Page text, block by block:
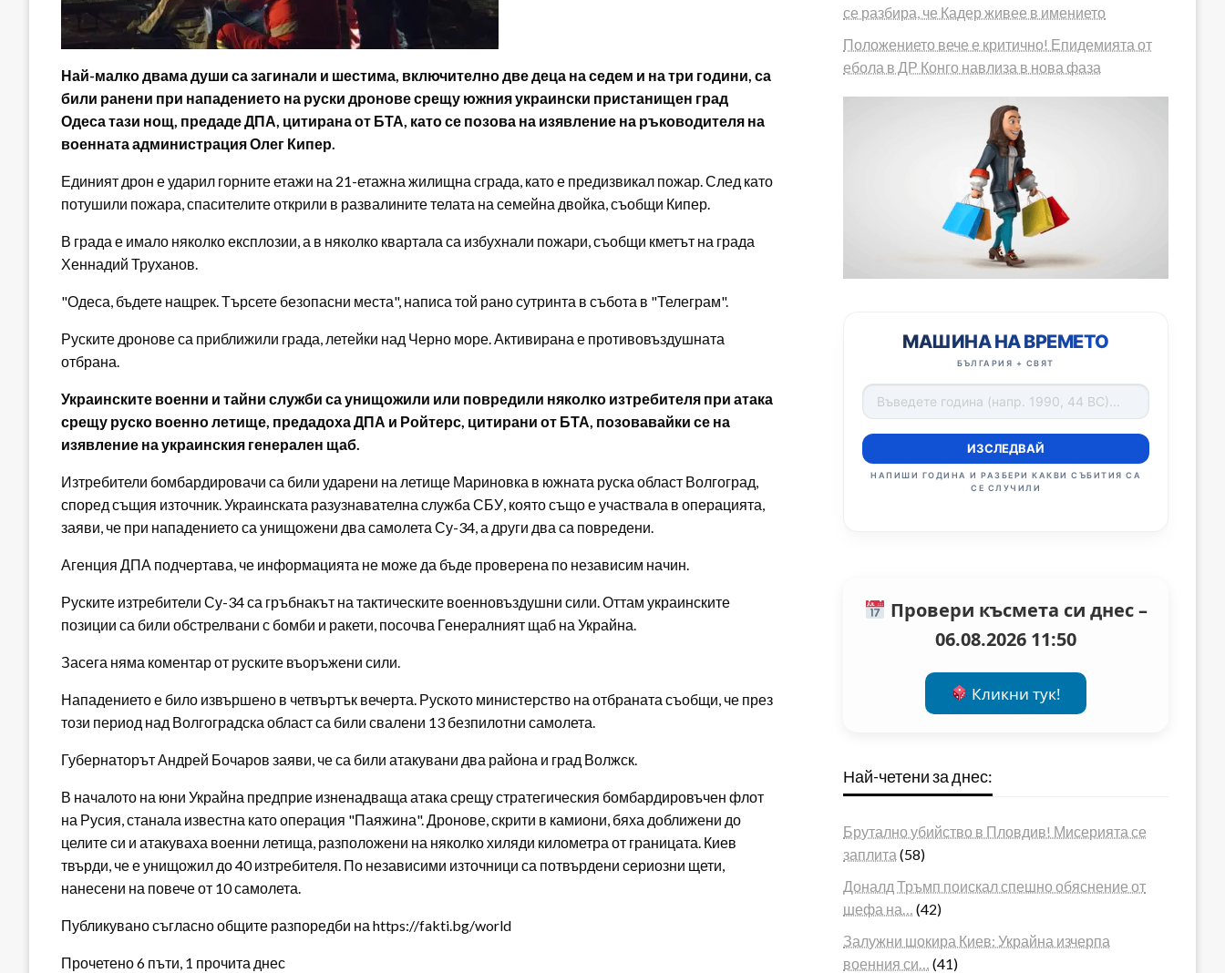
Най-малко двама души са загинали и шестима, включително две деца на седем и на три години, са
били ранени при нападението на руски дронове срещу южния украински пристанищен град
Одеса тази нощ, предаде ДПА, цитирана от БТА, като се позова на изявление на ръководителя на
военната администрация Олег Кипер.
Единият дрон е ударил горните етажи на 21-етажна жилищна сграда, като е предизвикал пожар. След като
потушили пожара, спасителите открили в развалините телата на семейна двойка, съобщи Кипер.
В града е имало няколко експлозии, а в няколко квартала са избухнали пожари, съобщи кметът на града
Хеннадий Труханов.
"Одеса, бъдете нащрек. Търсете безопасни места", написа той рано сутринта в събота в "Телеграм".
Руските дронове са приближили града, летейки над Черно море. Активирана е противовъздушната
отбрана.
Украинските военни и тайни служби са унищожили или повредили няколко изтребителя при атака
срещу руско военно летище, предадоха ДПА и Ройтерс, цитирани от БТА, позовавайки се на
изявление на украинския генерален щаб.
Изтребители бомбардировачи са били ударени на летище Мариновка в южната руска област Волгоград,
според същия източник. Украинската разузнавателна служба СБУ, която също е участвала в операцията,
заяви, че при нападението са унищожени два самолета Су-34, а други два са повредени.
Агенция ДПА подчертава, че информацията не може да бъде проверена по независим начин.
Руските изтребители Су-34 са гръбнакът на тактическите военновъздушни сили. Оттам украинските
позиции са били обстрелвани с бомби и ракети, посочва Генералният щаб на Украйна.
Засега няма коментар от руските въоръжени сили.
Нападението е било извършено в четвъртък вечерта. Руското министерство на отбраната съобщи, че през
този период над Волгоградска област са били свалени 13 безпилотни самолета.
Губернаторът Андрей Бочаров заяви, че са били атакувани два района и град Волжск.
В началото на юни Украйна предприе изненадваща атака срещу стратегическия бомбардировъчен флот
на Русия, станала известна като операция "Паяжина". Дронове, скрити в камиони, бяха доближени до
целите си и атакуваха военни летища, разположени на няколко хиляди километра от границата. Киев
твърди, че е унищожил до 40 изтребителя. По независими източници са потвърдени сериозни щети,
нанесени на повече от 10 самолета.
Публикувано съгласно общите разпоредби на https://fakti.bg/world
Прочетено 6 пъти, 1 прочита днес
се разбира, че Кадер живее в имението
Положението вече е критично! Епидемията от
ебола в ДР Конго навлиза в нова фаза
МАШИНА НА ВРЕМЕТО
БЪЛГАРИЯ + СВЯТ
ИЗСЛЕДВАЙ
НАПИШИ ГОДИНА И РАЗБЕРИ КАКВИ СЪБИТИЯ СА
СЕ СЛУЧИЛИ
Провери късмета си днес –
06.08.2026 11:50
Кликни тук!
Най-четени за днес:
Брутално убийство в Пловдив! Мисерията се
заплита (58)
Доналд Тръмп поискал спешно обяснение от
шефа на…
(42)
Залужни шокира Киев: Украйна изчерпа
военния си…
(41)